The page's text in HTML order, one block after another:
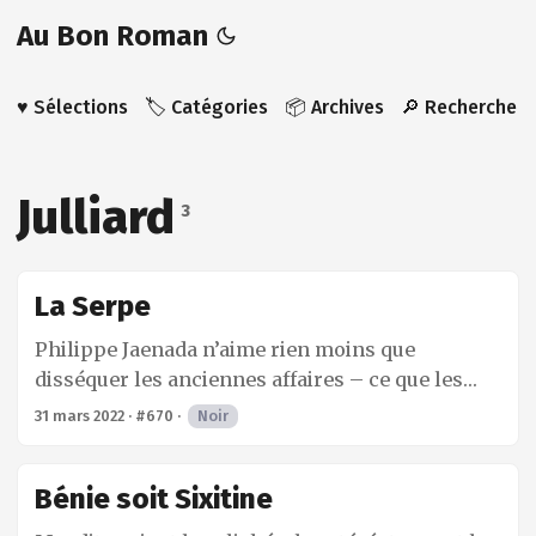
Au Bon Roman
♥️ Sélections 🏷️ Catégories 📦 Archives 🔎 Recherche
Julliard 3
La Serpe
Philippe Jaenada n’aime rien moins que
disséquer les anciennes affaires – ce que les
américains nomment les cold cases. Ici, il
les quatre personnes présentes au château,
Henri Girard est le seul survivant et donc le
31 mars 2022 · #670 · Noir
Bénie soit Sixitine